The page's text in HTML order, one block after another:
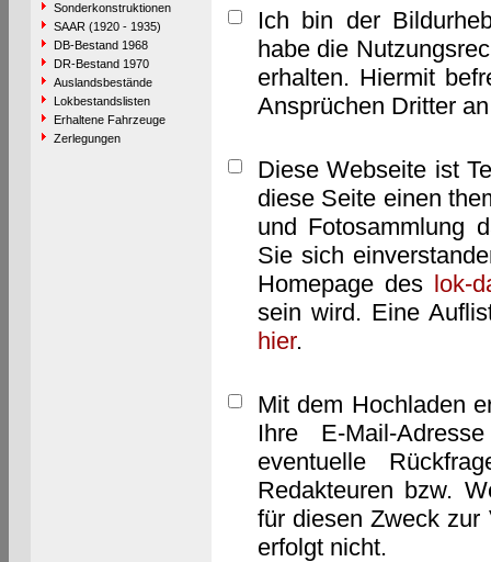
Sonderkonstruktionen
SAAR (1920 - 1935)
DB-Bestand 1968
DR-Bestand 1970
Auslandsbestände
Lokbestandslisten
Erhaltene Fahrzeuge
Zerlegungen
Ich bin der
habe die
erhalten. Hiermit
Ansprüchen Dritter
Diese Webseite ist
diese Seite einen
und Fotosammlung
Sie sich
Homepage des lok-
sein wird. Eine
hier.
Mit dem Hochladen
Ihre E-Mail-
eventuelle
Redakteuren bzw.
für diesen Zweck zur
erfolgt nicht.